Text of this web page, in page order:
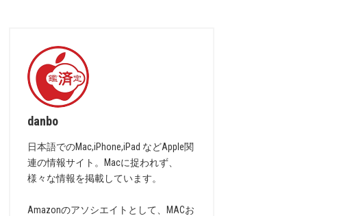
danbo
日本語でのMac,iPhone,iPad などApple関
連の情報サイト。Macに捉われず、
様々な情報を掲載しています。
Amazonのアソシエイトとして、MACお